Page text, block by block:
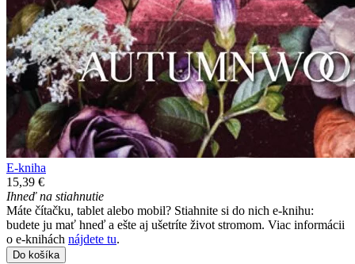
E-kniha
15,39 €
Ihneď na stiahnutie
Máte čítačku, tablet alebo mobil? Stiahnite si do nich e-knihu:
budete ju mať hneď a ešte aj ušetríte život stromom. Viac informácii
o e-knihách nájdete tu.
Do košíka